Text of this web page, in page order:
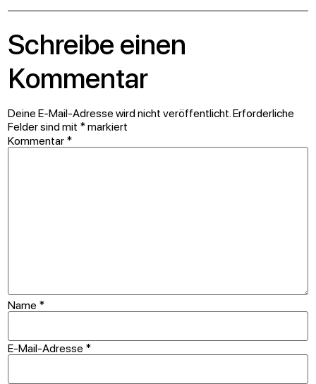
Schreibe einen
Kommentar
Deine E-Mail-Adresse wird nicht veröffentlicht.Erforderliche
Felder sind mit *markiert
Kommentar *
Name *
E-Mail-Adresse *